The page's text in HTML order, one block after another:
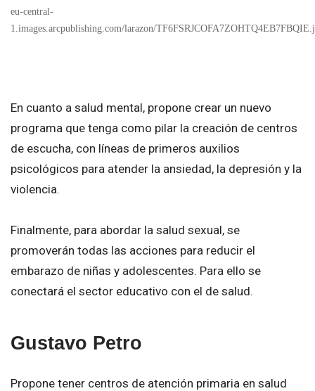
eu-central-
1.images.arcpublishing.com/larazon/
En cuanto a salud mental, propone crear un nuevo
programa que tenga como pilar la creación de centros
de escucha, con líneas de primeros auxilios
psicológicos para atender la ansiedad, la depresión y la
violencia.
Finalmente, para abordar la salud sexual, se
promoverán todas las acciones para reducir el
embarazo de niñas y adolescentes. Para ello se
conectará el sector educativo con el de salud.
Gustavo Petro
Propone tener centros de atención primaria en salud